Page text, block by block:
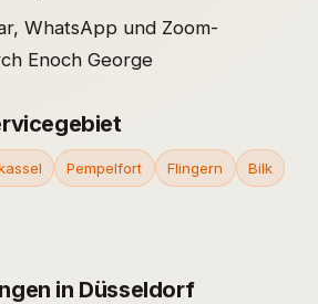
WhatsApp und Zoom-
Enoch George
Pempelfort Flingern Bilk
in Düsseldorf